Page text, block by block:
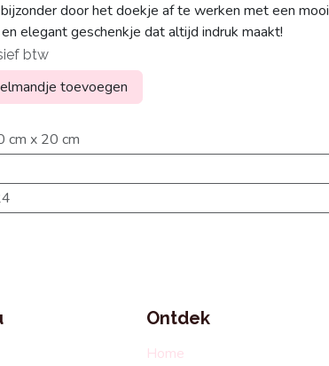
door het doekje af te werken met een mooi
elegant geschenkje dat altijd indruk maakt!
btw
toevoegen
cm x 20 cm
Ontdek
Home